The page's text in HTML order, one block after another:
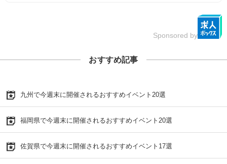
Sponsored by
おすすめ記事
九州で今週末に開催されるおすすめイベント20選
福岡県で今週末に開催されるおすすめイベント20選
佐賀県で今週末に開催されるおすすめイベント17選